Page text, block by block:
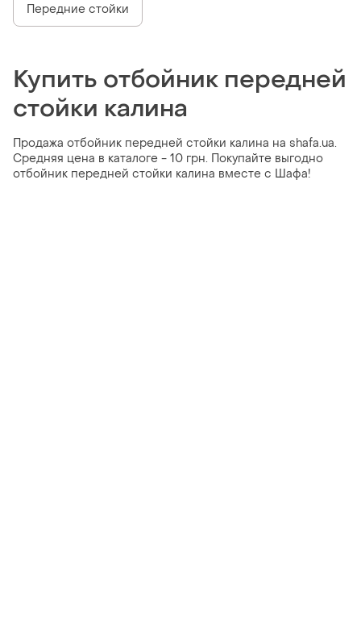
Передние стойки
Купить отбойник передней
стойки калина
Продажа отбойник передней стойки калина на shafa.ua.
Средняя цена в каталоге - 10 грн. Покупайте выгодно
отбойник передней стойки калина вместе с Шафа!